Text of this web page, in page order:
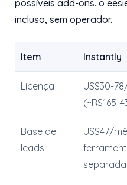
possíveis add-ons. o
incluso, sem operador.
Item Instantly
Licença
US$30-
(~R$165-
Base de
leads
US$47/
separada